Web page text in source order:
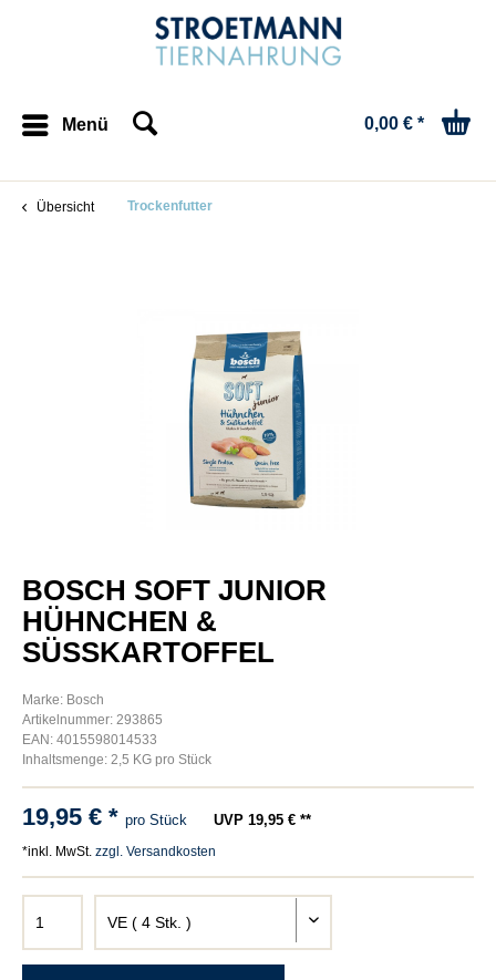
Menü 0,00 € *
Übersicht Trockenfutter
BOSCH SOFT JUNIOR
HÜHNCHEN &
SÜSSKARTOFFEL
Marke: Bosch
Artikelnummer: 293865
EAN: 4015598014533
Inhaltsmenge: 2,5 KG pro Stück
19,95 € * pro Stück UVP 19,95 € **
*inkl. MwSt. zzgl. Versandkosten